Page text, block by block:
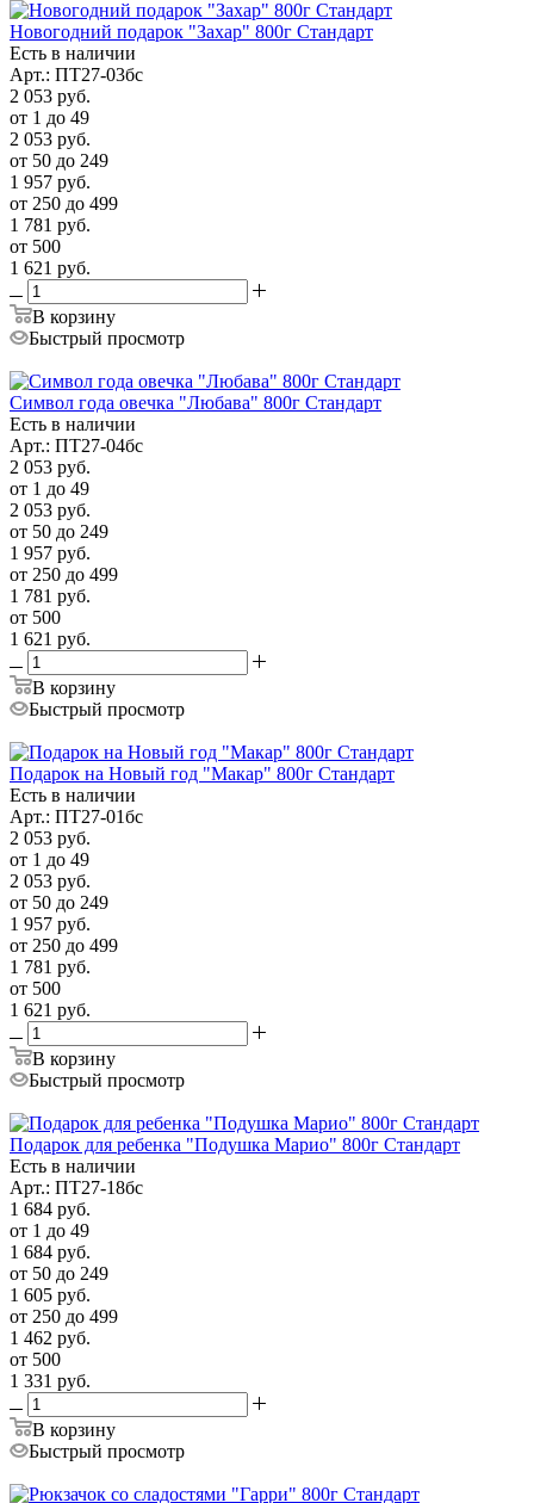
Новогодний подарок "Захар" 800г Стандарт
Есть в наличии
Арт.: ПТ27-03бс
2 053 руб.
от 1 до 49
2 053 руб.
от 50 до 249
1 957 руб.
от 250 до 499
1 781 руб.
от 500
1 621 руб.
В корзину
Быстрый просмотр
Символ года овечка "Любава" 800г Стандарт
Есть в наличии
Арт.: ПТ27-04бс
2 053 руб.
от 1 до 49
2 053 руб.
от 50 до 249
1 957 руб.
от 250 до 499
1 781 руб.
от 500
1 621 руб.
В корзину
Быстрый просмотр
Подарок на Новый год "Макар" 800г Стандарт
Есть в наличии
Арт.: ПТ27-01бс
2 053 руб.
от 1 до 49
2 053 руб.
от 50 до 249
1 957 руб.
от 250 до 499
1 781 руб.
от 500
1 621 руб.
В корзину
Быстрый просмотр
Подарок для ребенка "Подушка Марио" 800г Стандарт
Есть в наличии
Арт.: ПТ27-18бс
1 684 руб.
от 1 до 49
1 684 руб.
от 50 до 249
1 605 руб.
от 250 до 499
1 462 руб.
от 500
1 331 руб.
В корзину
Быстрый просмотр